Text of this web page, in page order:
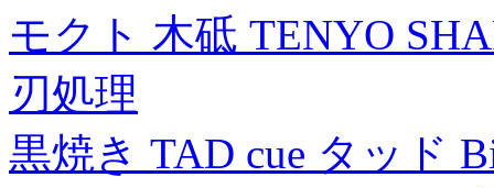
モクト 木砥 TENYO
刃処理
黒焼き TAD cue タッド